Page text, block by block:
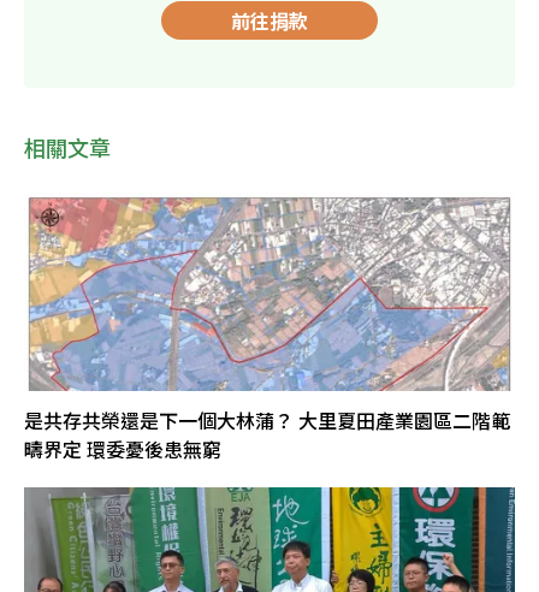
前往捐款
相關文章
是共存共榮還是下一個大林蒲？ 大里夏田產業園區二階範
疇界定 環委憂後患無窮